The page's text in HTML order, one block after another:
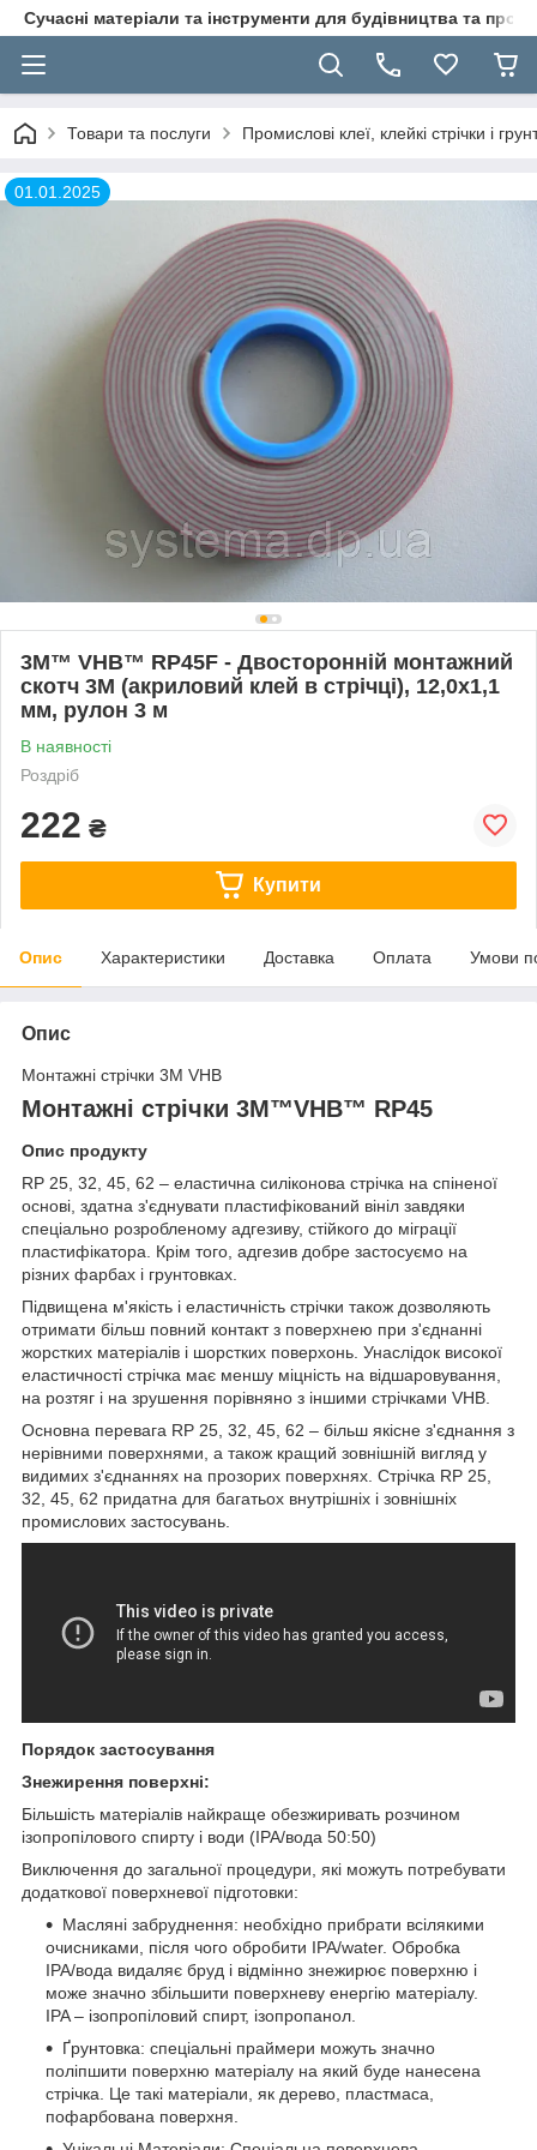
Сучасні матеріали та інструменти для будівництва та
Товари та послуги Промислові клеї, клейкі стрічки і
01.01.2025
3M™ VHB™ RP45F - Двосторонній монтажний
скотч 3M (акриловий клей в стрічці), 12,0х1,1
мм, рулон 3 м
В наявності
Роздріб
222 ₴
Купити
Опис Характеристики Доставка Оплата Умови
Опис
Монтажні стрічки 3M VHB
Монтажні стрічки 3M™VHB™ RP45
Опис продукту
RP 25, 32, 45, 62 – еластична силіконова стрічка на спіненої
основі, здатна з'єднувати пластифікований вініл завдяки
спеціально розробленому адгезиву, стійкого до міграції
пластифікатора. Крім того, адгезив добре застосуємо на
різних фарбах і грунтовках.
Підвищена м'якість і еластичність стрічки також дозволяють
отримати більш повний контакт з поверхнею при з'єднанні
жорстких матеріалів і шорстких поверхонь. Унаслідок високої
еластичності стрічка має меншу міцність на відшаровування,
на розтяг і на зрушення порівняно з іншими стрічками VHB.
Основна перевага RP 25, 32, 45, 62 – більш якісне з'єднання з
нерівними поверхнями, а також кращий зовнішній вигляд у
видимих з'єднаннях на прозорих поверхнях. Стрічка RP 25,
32, 45, 62 придатна для багатьох внутрішніх і зовнішніх
промислових застосувань.
Порядок застосування
Знежирення поверхні:
Більшість матеріалів найкраще обезжиривать розчином
ізопропілового спирту і води (IPA/вода 50:50)
Виключення до загальної процедури, які можуть потребувати
додаткової поверхневої підготовки:
Масляні забруднення: необхідно прибрати всілякими
очисниками, після чого обробити IPA/water. Обробка
IPA/вода видаляє бруд і відмінно знежирює поверхню і
може значно збільшити поверхневу енергію матеріалу.
IPA – ізопропіловий спирт, ізопропанол.
Ґрунтовка: спеціальні праймери можуть значно
поліпшити поверхню матеріалу на який буде нанесена
стрічка. Це такі матеріали, як дерево, пластмаса,
пофарбована поверхня.